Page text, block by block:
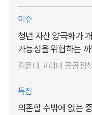
이슈
청년 자산 양극화가
가능성을 위협하는
김윤태 고려대 공공정
특집
의존할 수밖에 없는